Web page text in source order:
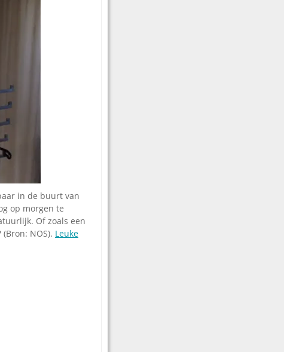
in de buurt van
op morgen te
Of zoals een
NOS). Leuke